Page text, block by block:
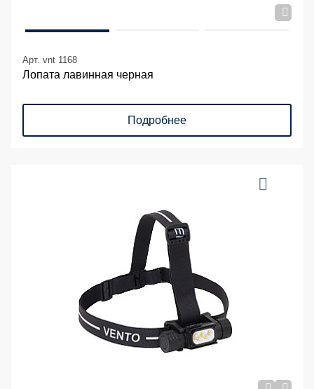
Арт. vnt 1168
Лопата лавинная черная
Подробнее